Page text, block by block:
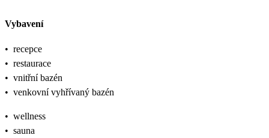
Vybavení
• recepce
• restaurace
• vnitřní bazén
• venkovní vyhřívaný bazén
• wellness
• sauna